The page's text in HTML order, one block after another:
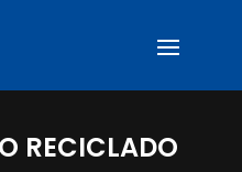
RECICLADO